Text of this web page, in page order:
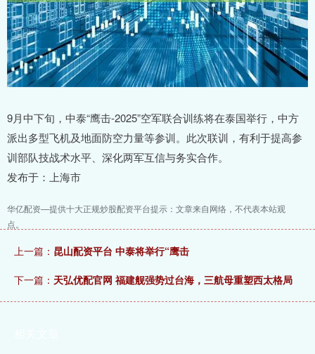
9月中下旬，中泰“鹰击-2025”空军联合训练将在泰国举行，中方
派出多型飞机及地面防空力量等参训。此次联训，有利于提高参
训部队技战术水平、深化两军互信与务实合作。
发布于：上海市
华亿配资—提供十大正规炒股配资平台提示：文章来自网络，不代表本站观
点。
上一篇： 昆山配资平台 中泰将举行“鹰击
下一篇： 天弘优配官网 福建舰强势过台海，三航母重塑西太格局